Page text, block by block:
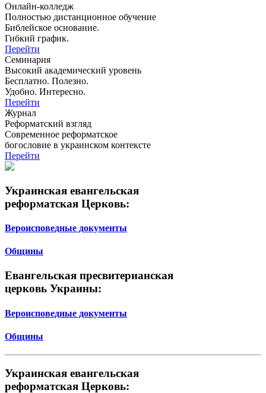
Онлайн-колледж
Полностью дистанционное обучение
Библейское основание.
Гибкий график.
Перейти
Семинария
Высокий академический уровень
Бесплатно. Полезно.
Удобно. Интересно.
Перейти
Журнал
Реформатский взгляд
Современное реформатское
богословие в украинском контексте
Перейти
Украинская евангельская
реформатская Церковь:
Вероисповедные документы
Общины
Евангельская пресвитерианская
церковь Украины:
Вероисповедные документы
Общины
Украинская евангельская
реформатская Церковь: